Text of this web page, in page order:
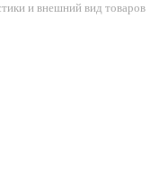
и внешний вид товаров